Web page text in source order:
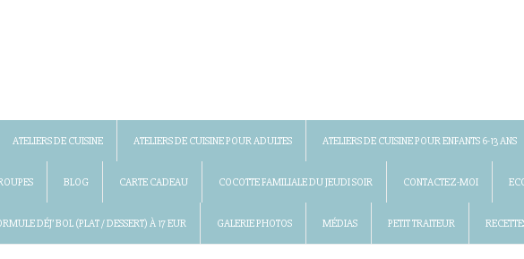
ATELIERS DE CUISINE ATELIERS DE CUISINE POUR ADULTES ATELIERS DE CUISINE POUR ENFANTS 6-13 ANS
BLOG CARTE CADEAU COCOTTE FAMILIALE DU JEUDI SOIR CONTACTEZ-MOI
DÉJ’ BOL (PLAT / DESSERT) À 17 EUR GALERIE PHOTOS MÉDIAS PETIT TRAITEUR